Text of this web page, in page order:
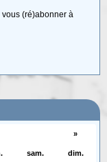
(ré)abonner à
une commune
»
sam. dim.